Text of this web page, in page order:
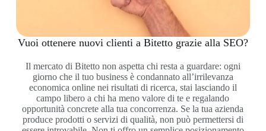
Vuoi ottenere nuovi clienti a Bitetto grazie alla SEO?
Il mercato di Bitetto non aspetta chi resta a guardare: ogni
giorno che il tuo business è condannato all’irrilevanza
economica online nei risultati di ricerca, stai lasciando il
campo libero a chi ha meno valore di te e regalando
opportunità concrete alla tua concorrenza. Se la tua azienda
produce prodotti o servizi di qualità, non può permettersi di